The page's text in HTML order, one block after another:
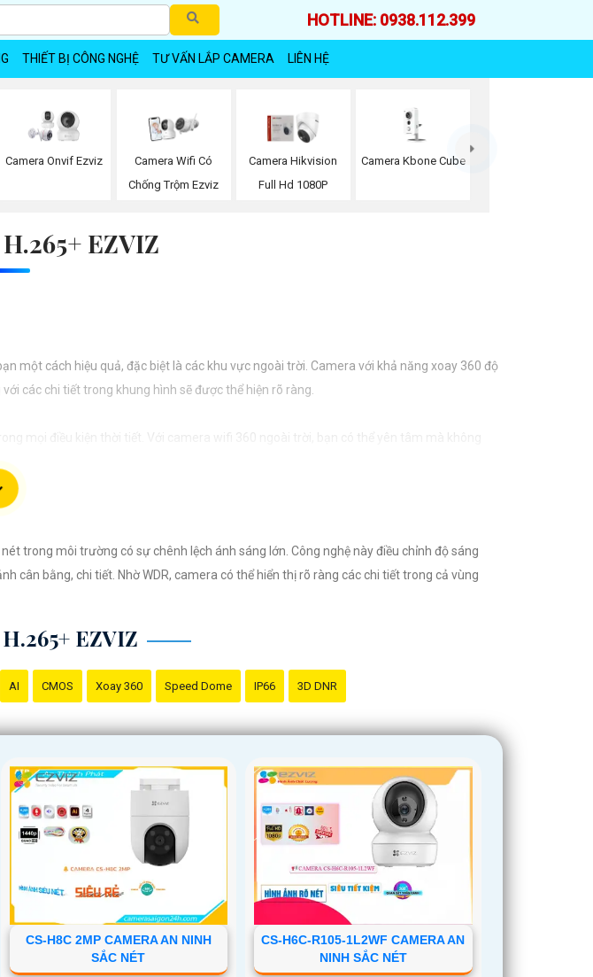
HOTLINE: 0938.112.399
THIẾT BỊ CÔNG NGHỆ TƯ VẤN LẮP CAMERA LIÊN HỆ
Camera Onvif Ezviz
Camera Wifi Có
Chống Trộm Ezviz
Camera Hikvision
Full Hd 1080P
Camera Kbone Cube
EZVIZ
một cách hiệu quả, đặc biệt là các khu vực ngoài trời. Camera với khả năng xoay 360 độ
các chi tiết trong khung hình sẽ được thể hiện rõ ràng.
mọi điều kiện thời tiết. ️Với camera wifi 360 ngoài trời, bạn có thể yên tâm mà không
trong môi trường có sự chênh lệch ánh sáng lớn. Công nghệ này điều chỉnh độ sáng
cân bằng, chi tiết. Nhờ WDR, camera có thể hiển thị rõ ràng các chi tiết trong cả vùng
EZVIZ
AI CMOS Xoay 360 Speed Dome IP66 3D DNR
CS-H8C 2MP CAMERA AN NINH
SẮC NÉT
CS-H6C-R105-1L2WF CAMERA AN
NINH SẮC NÉT